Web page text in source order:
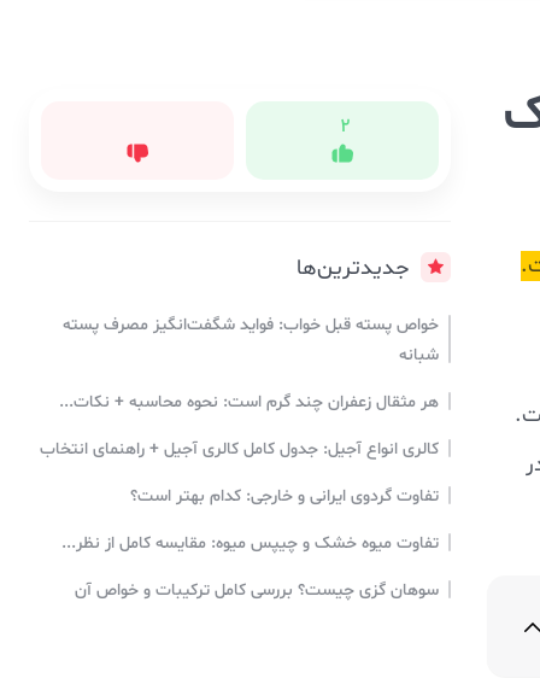
2
جدیدترین‌ها
خواص پسته قبل خواب: فواید شگفت‌انگیز مصرف پسته
شبانه
هر مثقال زعفران چند گرم است: نحوه محاسبه + نکات...
کالری انواع آجیل: جدول کامل کالری آجیل + راهنمای انتخاب
تفاوت گردوی ایرانی و خارجی: کدام بهتر است؟
تفاوت میوه خشک و چیپس میوه: مقایسه کامل از نظر...
سوهان گزی چیست؟ بررسی کامل ترکیبات و خواص آن